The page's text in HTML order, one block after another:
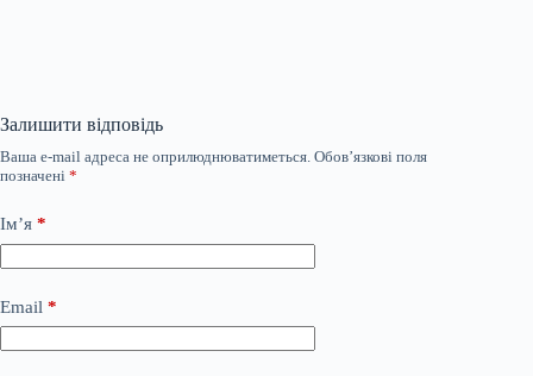
Залишити відповідь
Ваша e-mail адреса не оприлюднюватиметься. Обов’язкові поля
позначені *
Ім’я *
Email *